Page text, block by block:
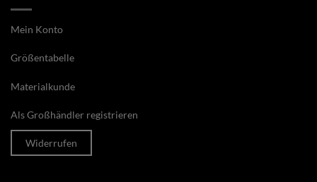
Mein Konto
Größentabelle
Materialkunde
Als Großhändler registrieren
Widerrufen